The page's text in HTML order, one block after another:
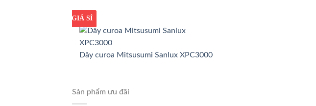
GIÁ TỐT
GIÁ SỈ
Dây curoa Mitsusumi Sanlux XPC3000
Sản phẩm ưu đãi